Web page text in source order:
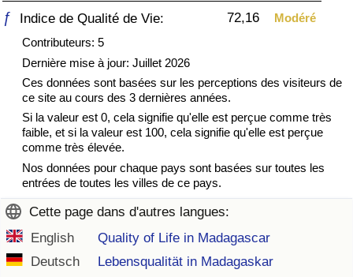
ƒ Indice de Qualité de Vie: 72,16
Modéré
Contributeurs: 5
Dernière mise à jour: Juillet 2026
Ces données sont basées sur les perceptions des visiteurs de
ce site au cours des 3 dernières années.
Si la valeur est 0, cela signifie qu'elle est perçue comme très
faible, et si la valeur est 100, cela signifie qu'elle est perçue
comme très élevée.
Nos données pour chaque pays sont basées sur toutes les
entrées de toutes les villes de ce pays.
Cette page dans d'autres langues:
English
Quality of Life in Madagascar
Deutsch
Lebensqualität in Madagaskar
Indice des soins de santé par Pays
Pollution
Indice de Pollution (Actuel)
Indice de Pollution par Pays